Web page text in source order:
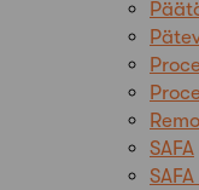
SAFA